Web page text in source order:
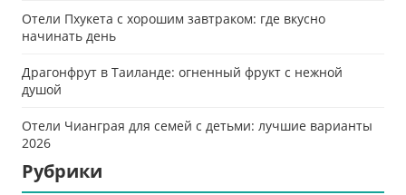
Отели Пхукета с хорошим завтраком: где вкусно
начинать день
Драгонфрут в Таиланде: огненный фрукт с нежной
душой
Отели Чианграя для семей с детьми: лучшие варианты
2026
Рубрики